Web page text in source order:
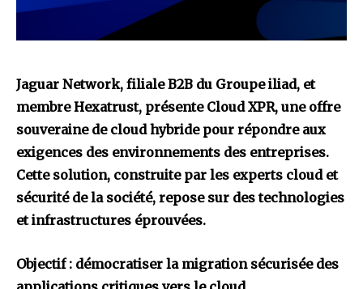
Jaguar Network, filiale B2B du Groupe iliad, et
membre Hexatrust, présente Cloud XPR, une offre
souveraine de cloud hybride pour répondre aux
exigences des environnements des entreprises.
Cette solution, construite par les experts cloud et
sécurité de la société, repose sur des technologies
et infrastructures éprouvées.
Objectif : démocratiser la migration sécurisée des